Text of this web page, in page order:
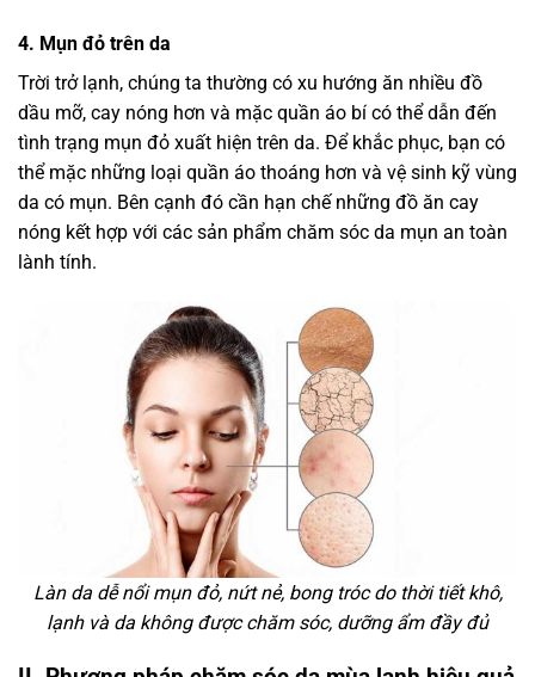
4. Mụn đỏ trên da
Trời trở lạnh, chúng ta thường có xu hướng ăn nhiều đồ
dầu mỡ, cay nóng hơn và mặc quần áo bí có thể dẫn đến
tình trạng mụn đỏ xuất hiện trên da. Để khắc phục, bạn có
thể mặc những loại quần áo thoáng hơn và vệ sinh kỹ vùng
da có mụn. Bên cạnh đó cần hạn chế những đồ ăn cay
nóng kết hợp với các sản phẩm chăm sóc da mụn an toàn
lành tính.
Làn da dễ nổi mụn đỏ, nứt nẻ, bong tróc do thời tiết khô,
lạnh và da không được chăm sóc, dưỡng ẩm đầy đủ